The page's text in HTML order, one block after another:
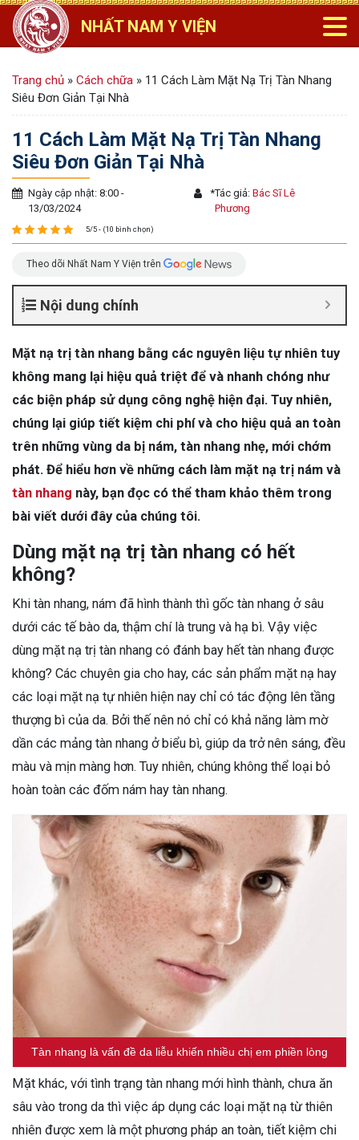
NHẤT NAM Y VIỆN
Trang chủ » Cách chữa » 11 Cách Làm Mặt Nạ Trị Tàn Nhang
Siêu Đơn Giản Tại Nhà
11 Cách Làm Mặt Nạ Trị Tàn Nhang
Siêu Đơn Giản Tại Nhà
Ngày cập nhật: 8:00 -
13/03/2024
*Tác giả:Bác Sĩ Lê
Phương
5/5 - (10 bình chọn)
Theo dõi Nhất Nam Y Viện trên
Nội dung chính
Mặt nạ trị tàn nhang bằng các nguyên liệu tự nhiên tuy
không mang lại hiệu quả triệt để và nhanh chóng như
các biện pháp sử dụng công nghệ hiện đại. Tuy nhiên,
chúng lại giúp tiết kiệm chi phí và cho hiệu quả an toàn
trên những vùng da bị nám, tàn nhang nhẹ, mới chớm
phát. Để hiểu hơn về những cách làm mặt nạ trị nám và
tàn nhang này, bạn đọc có thể tham khảo thêm trong
bài viết dưới đây của chúng tôi.
Dùng mặt nạ trị tàn nhang có hết
không?
Khi tàn nhang, nám đã hình thành thì gốc tàn nhang ở sâu
dưới các tế bào da, thậm chí là trung và hạ bì. Vậy việc
dùng mặt nạ trị tàn nhang có đánh bay hết tàn nhang được
không? Các chuyên gia cho hay, các sản phẩm mặt nạ hay
các loại mặt nạ tự nhiên hiện nay chỉ có tác động lên tầng
thượng bì của da. Bởi thế nên nó chỉ có khả năng làm mờ
dần các mảng tàn nhang ở biểu bì, giúp da trở nên sáng, đều
màu và mịn màng hơn. Tuy nhiên, chúng không thể loại bỏ
hoàn toàn các đốm nám hay tàn nhang.
Tàn nhang là vấn đề da liễu khiến nhiều chị em phiền lòng
Mặt khác, với tình trạng tàn nhang mới hình thành, chưa ăn
sâu vào trong da thì việc áp dụng các loại mặt nạ từ thiên
nhiên được xem là một phương pháp an toàn, tiết kiệm chi